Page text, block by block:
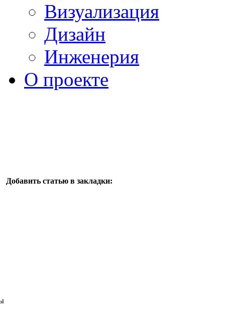
Визуализация
Дизайн
Инженерия
О проекте
Добавить статью в закладки: